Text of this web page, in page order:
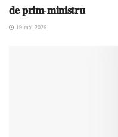
𝐝𝐞 𝐩𝐫𝐢𝐦-𝐦𝐢𝐧𝐢𝐬𝐭𝐫𝐮
19 mai 2026